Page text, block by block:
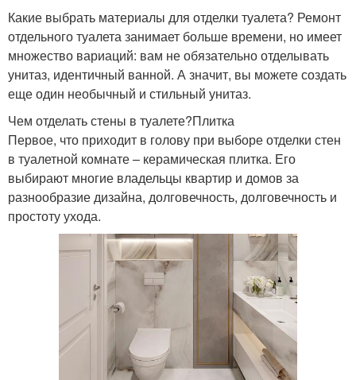
Какие выбрать материалы для отделки туалета? Ремонт
отдельного туалета занимает больше времени, но имеет
множество вариаций: вам не обязательно отделывать
унитаз, идентичный ванной. А значит, вы можете создать
еще один необычный и стильный унитаз.
Чем отделать стены в туалете?Плитка
Первое, что приходит в голову при выборе отделки стен
в туалетной комнате – керамическая плитка. Его
выбирают многие владельцы квартир и домов за
разнообразие дизайна, долговечность, долговечность и
простоту ухода.